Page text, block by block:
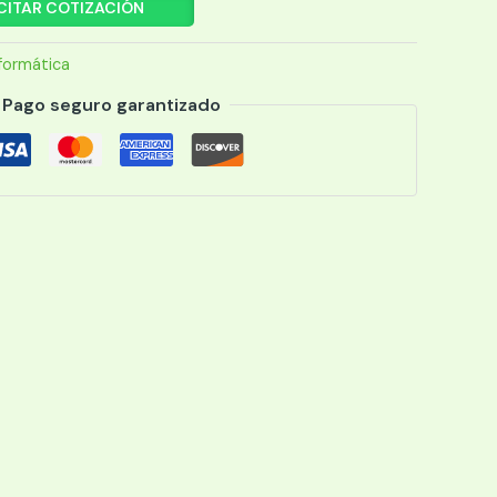
COTIZACIÓN
Pago seguro garantizado